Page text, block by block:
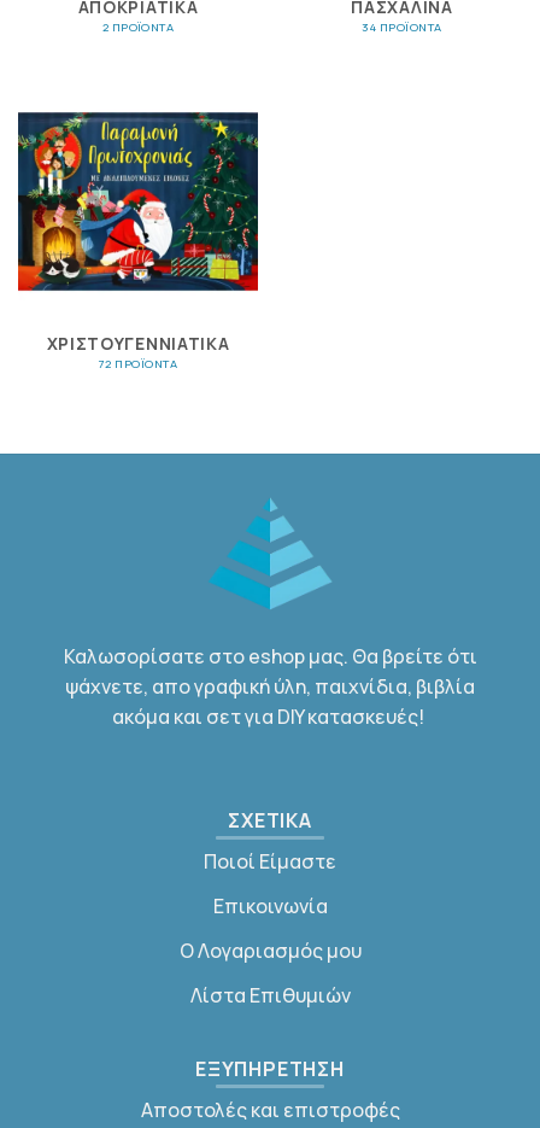
ΑΠΟΚΡΙΆΤΙΚΑ
2 ΠΡΟΪΌΝΤΑ
ΠΑΣΧΑΛΙΝΆ
34 ΠΡΟΪΌΝΤΑ
ΧΡΙΣΤΟΥΓΕΝΝΙΆΤΙΚΑ
72 ΠΡΟΪΌΝΤΑ
Καλωσορίσατε στο eshop μας. Θα βρείτε ότι
ψάχνετε, απο γραφική ύλη, παιχνίδια, βιβλία
ακόμα και σετ για DIY κατασκευές!
ΣΧΕΤΙΚΑ
Ποιοί Είμαστε
Επικοινωνία
Ο Λογαριασμός μου
Λίστα Επιθυμιών
ΕΞΥΠΗΡΕΤΗΣΗ
Αποστολές και επιστροφές